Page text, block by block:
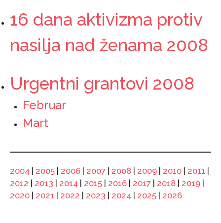
16 dana aktivizma protiv
nasilja nad ženama 2008
Urgentni grantovi 2008
Februar
Mart
2004 2005 2006 2007 2008 2009 2010 2011
2012
2013 2014 2015 2016 2017 2018 2019
2020
2021 2022 2023 2024 2025 2026